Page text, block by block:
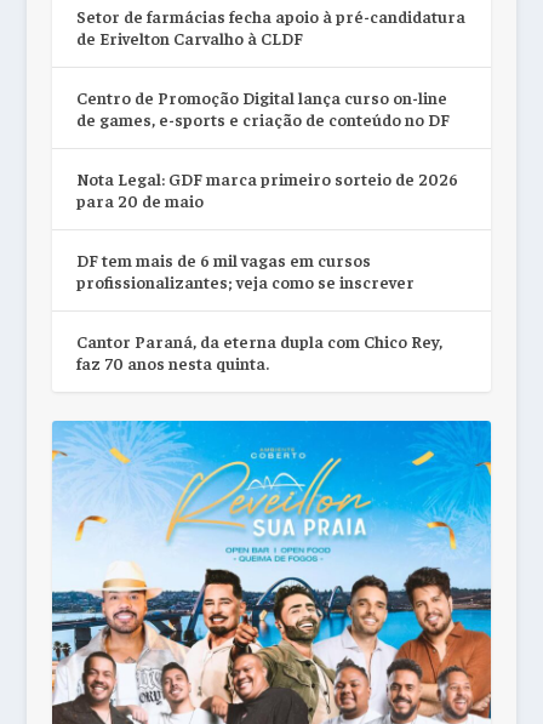
Setor de farmácias fecha apoio à pré-candidatura
de Erivelton Carvalho à CLDF
Centro de Promoção Digital lança curso on-line
de games, e-sports e criação de conteúdo no DF
Nota Legal: GDF marca primeiro sorteio de 2026
para 20 de maio
DF tem mais de 6 mil vagas em cursos
profissionalizantes; veja como se inscrever
Cantor Paraná, da eterna dupla com Chico Rey,
faz 70 anos nesta quinta.